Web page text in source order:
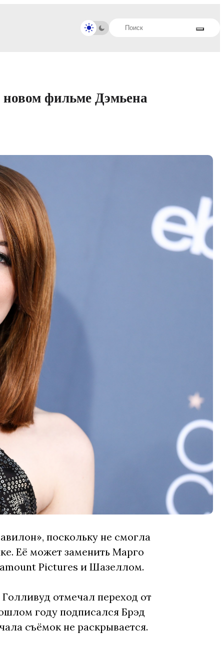
фильме Дэмьена
поскольку не смогла
Её может заменить Марго
Pictures и Шазеллом.
отмечал переход от
году подписался Брэд
съёмок не раскрывается.